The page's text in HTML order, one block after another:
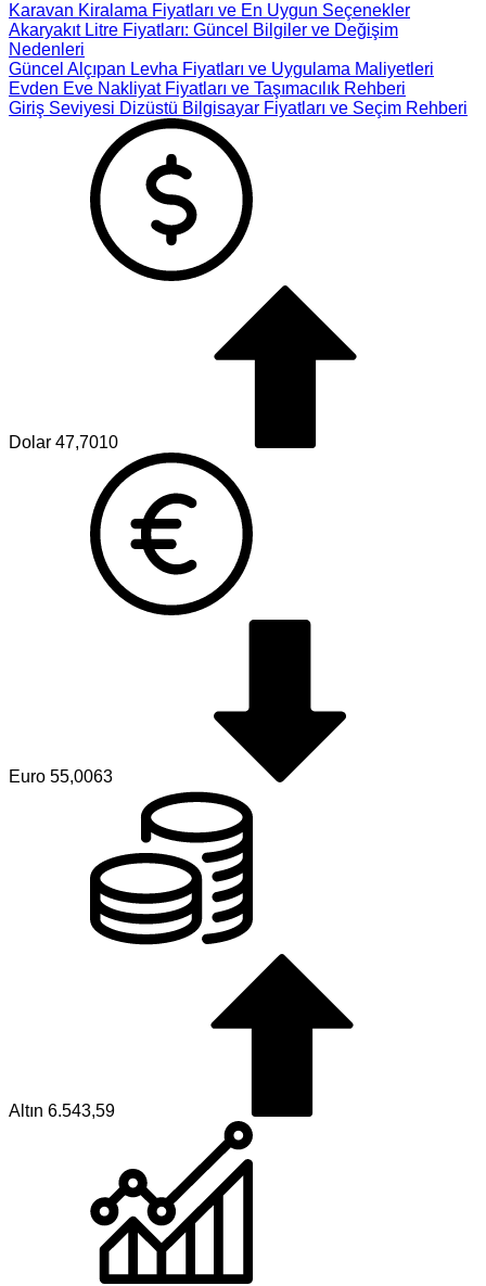
Karavan Kiralama Fiyatları ve En Uygun Seçenekler
Akaryakıt Litre Fiyatları: Güncel Bilgiler ve Değişim
Nedenleri
Güncel Alçıpan Levha Fiyatları ve Uygulama Maliyetleri
Evden Eve Nakliyat Fiyatları ve Taşımacılık Rehberi
Giriş Seviyesi Dizüstü Bilgisayar Fiyatları ve Seçim Rehberi
Dolar 47,7010
Euro 55,0063
Altın 6.543,59